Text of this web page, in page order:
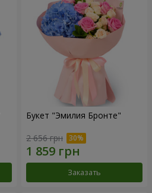
Букет "Эмилия Бронте"
2 656 грн
Заказать